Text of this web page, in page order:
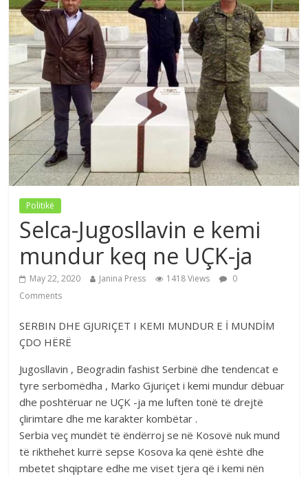
Politikë
Selca-Jugosllavin e kemi
mundur keq ne UÇK-ja
May 22, 2020 Janina Press 1418 Views
0
Comments
SERBIN DHE GJURIÇET I KEMI MUNDUR E İ MUNDİM
ÇDO HËRË
Jugosllavin , Beogradin fashist Serbinë dhe tendencat e
tyre serbomëdha , Marko Gjuriçet i kemi mundur dëbuar
dhe poshtëruar ne UÇK -ja me luften tonë të drejtë
çlirimtare dhe me karakter kombëtar .
Serbia veç mundët të ëndërroj se në Kosovë nuk mund
të rikthehet kurrë sepse Kosova ka qenë është dhe
mbetet shqiptare edhe me viset tjera që i kemi nën